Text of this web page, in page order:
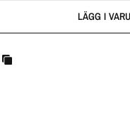
LÄGG I